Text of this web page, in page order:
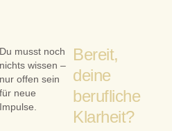
Du musst noch
nichts wissen –
nur offen sein
für neue
Impulse.
Bereit,
deine
berufliche
Klarheit?